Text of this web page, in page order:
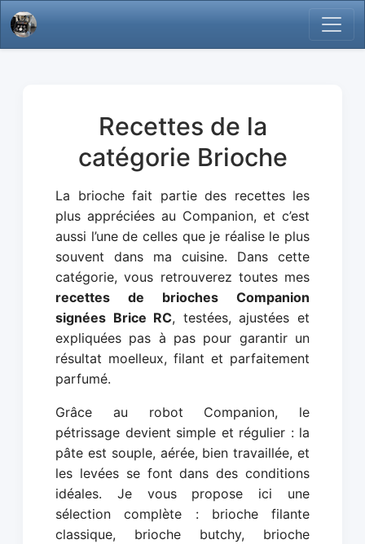
Recettes de la
catégorie Brioche
La brioche fait partie des recettes les
plus appréciées au Companion, et c’est
aussi l’une de celles que je réalise le plus
souvent dans ma cuisine. Dans cette
catégorie, vous retrouverez toutes mes
recettes de brioches Companion
signées Brice RC, testées, ajustées et
expliquées pas à pas pour garantir un
résultat moelleux, filant et parfaitement
parfumé.
Grâce au robot Companion, le
pétrissage devient simple et régulier : la
pâte est souple, aérée, bien travaillée, et
les levées se font dans des conditions
idéales. Je vous propose ici une
sélection complète : brioche filante
classique, brioche butchy, brioche